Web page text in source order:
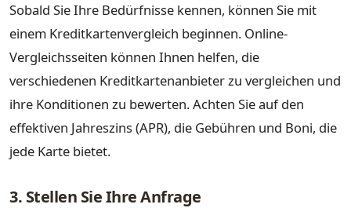
Sobald Sie Ihre Bedürfnisse kennen, können Sie mit
einem Kreditkartenvergleich beginnen. Online-
Vergleichsseiten können Ihnen helfen, die
verschiedenen Kreditkartenanbieter zu vergleichen und
ihre Konditionen zu bewerten. Achten Sie auf den
effektiven Jahreszins (APR), die Gebühren und Boni, die
jede Karte bietet.
3. Stellen Sie Ihre Anfrage